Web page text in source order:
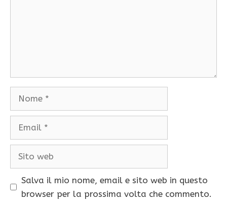
Salva il mio nome, email e sito web in questo
browser per la prossima volta che commento.